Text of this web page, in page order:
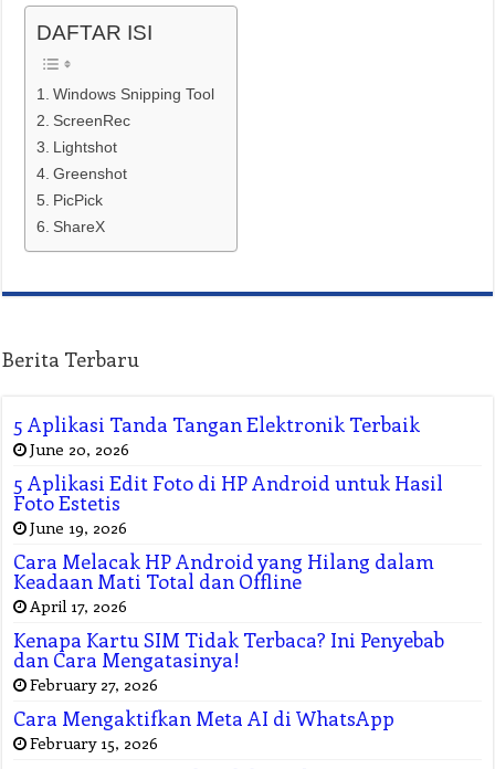
DAFTAR ISI
Windows Snipping Tool
ScreenRec
Lightshot
Greenshot
PicPick
ShareX
Berita Terbaru
5 Aplikasi Tanda Tangan Elektronik Terbaik
June 20, 2026
5 Aplikasi Edit Foto di HP Android untuk Hasil
Foto Estetis
June 19, 2026
Cara Melacak HP Android yang Hilang dalam
Keadaan Mati Total dan Offline
April 17, 2026
Kenapa Kartu SIM Tidak Terbaca? Ini Penyebab
dan Cara Mengatasinya!
February 27, 2026
Cara Mengaktifkan Meta AI di WhatsApp
February 15, 2026